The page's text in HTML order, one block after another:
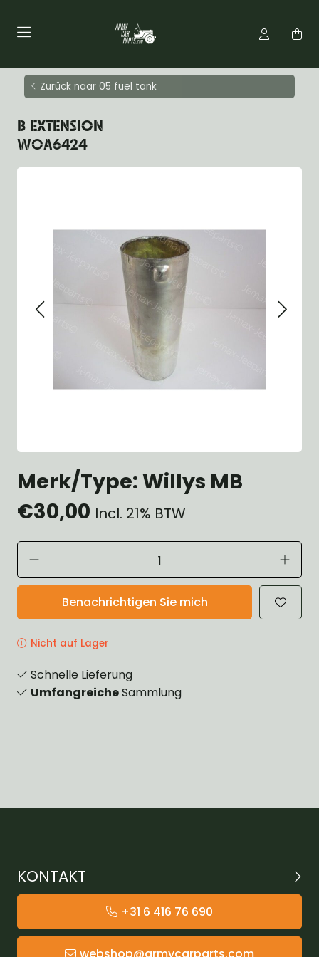
Zurück naar 05 fuel tank
B EXTENSION
WOA6424
Merk/Type: Willys MB
€30,00 Incl. 21% BTW
Benachrichtigen Sie mich
Nicht auf Lager
Schnelle Lieferung
UmfangreicheSammlung
KONTAKT
+31 6 416 76 690